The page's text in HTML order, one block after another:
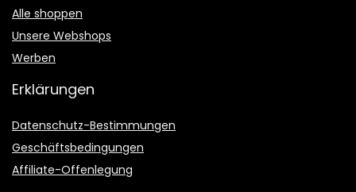
Alle shoppen
Unsere Webshops
Werben
Erklärungen
Datenschutz-Bestimmungen
Geschäftsbedingungen
Affiliate-Offenlegung